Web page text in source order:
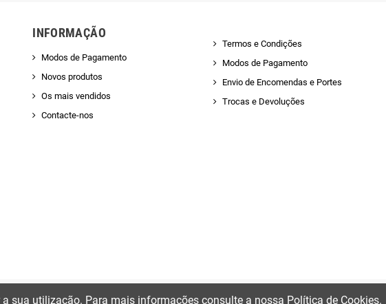
INFORMAÇÃO
Modos de Pagamento
Novos produtos
Os mais vendidos
Contacte-nos
Termos e Condições
Modos de Pagamento
Envio de Encomendas e Portes
Trocas e Devoluções
sua utilização. Para mais informações consulte a nossa Política de Cookies.